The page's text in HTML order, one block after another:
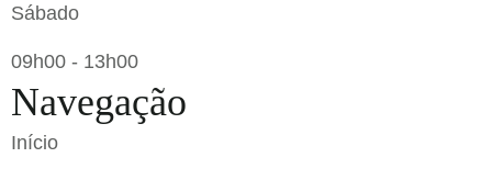
Sábado
09h00 - 13h00
Navegação
Início